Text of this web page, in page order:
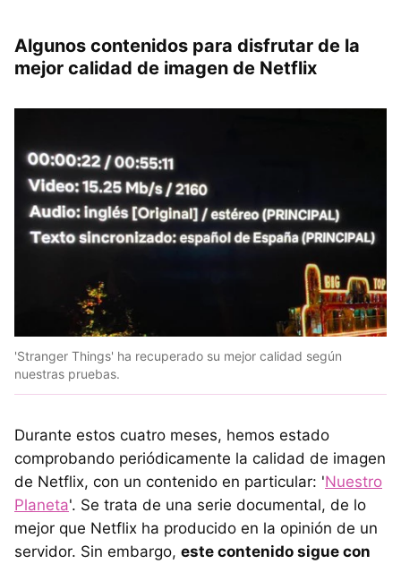
Algunos contenidos para disfrutar de la
mejor calidad de imagen de Netflix
'Stranger Things' ha recuperado su mejor calidad según
nuestras pruebas.
Durante estos cuatro meses, hemos estado
comprobando periódicamente la calidad de imagen
de Netflix, con un contenido en particular: 'Nuestro
Planeta'. Se trata de una serie documental, de lo
mejor que Netflix ha producido en la opinión de un
servidor. Sin embargo, este contenido sigue con